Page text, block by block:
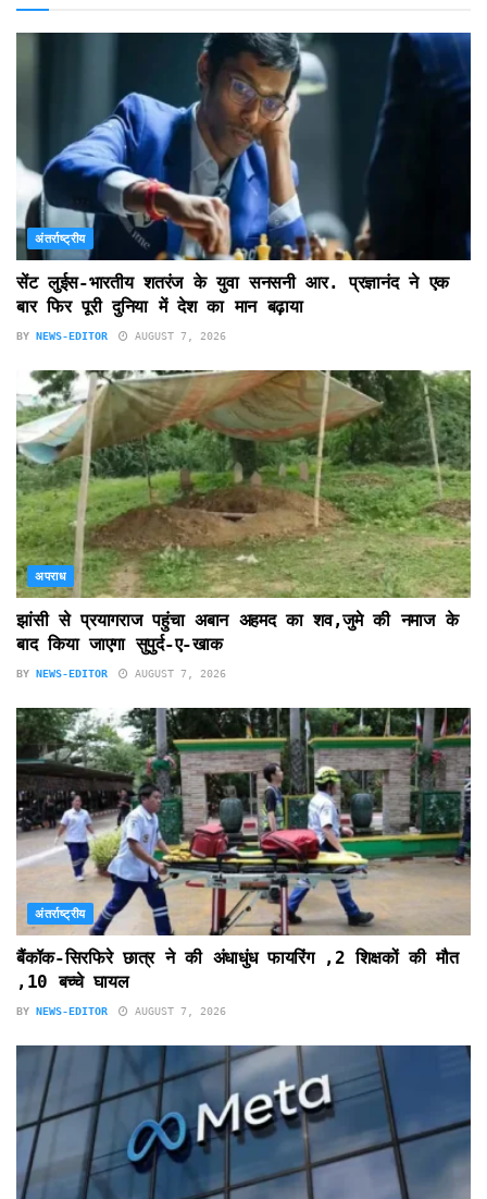
अंतर्राष्ट्रीय
सेंट लुईस-भारतीय शतरंज के युवा सनसनी आर. प्रज्ञानंद ने एक
बार फिर पूरी दुनिया में देश का मान बढ़ाया
BY NEWS-EDITOR AUGUST 7, 2026
अपराध
झांसी से प्रयागराज पहुंचा अबान अहमद का शव,जुमे की नमाज के
बाद किया जाएगा सुपुर्द-ए-खाक
BY NEWS-EDITOR AUGUST 7, 2026
अंतर्राष्ट्रीय
बैंकॉक-सिरफिरे छात्र ने की अंधाधुंध फायरिंग ,2 शिक्षकों की मौत
,10 बच्चे घायल
BY NEWS-EDITOR AUGUST 7, 2026